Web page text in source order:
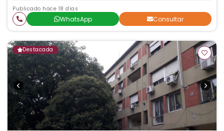
Publicado hace 18 días
WhatsApp Consultar
Destacada